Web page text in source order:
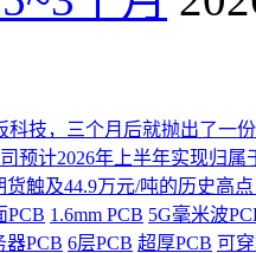
科技，三个月后就抛出了一
预计2026年上半年实现归
货触及44.9万元/吨的历史高
PCB 1.6mm PCB 5G毫米波
器PCB 6层PCB 超厚PCB 可